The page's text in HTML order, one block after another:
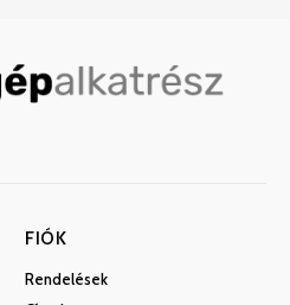
FIÓK
Rendelések